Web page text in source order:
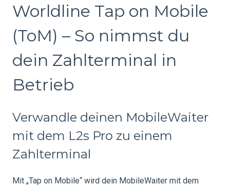
Worldline Tap on Mobile
(ToM) – So nimmst du
dein Zahlterminal in
Betrieb
Verwandle deinen MobileWaiter
mit dem L2s Pro zu einem
Zahlterminal
Mit „Tap on Mobile“ wird dein MobileWaiter mit dem